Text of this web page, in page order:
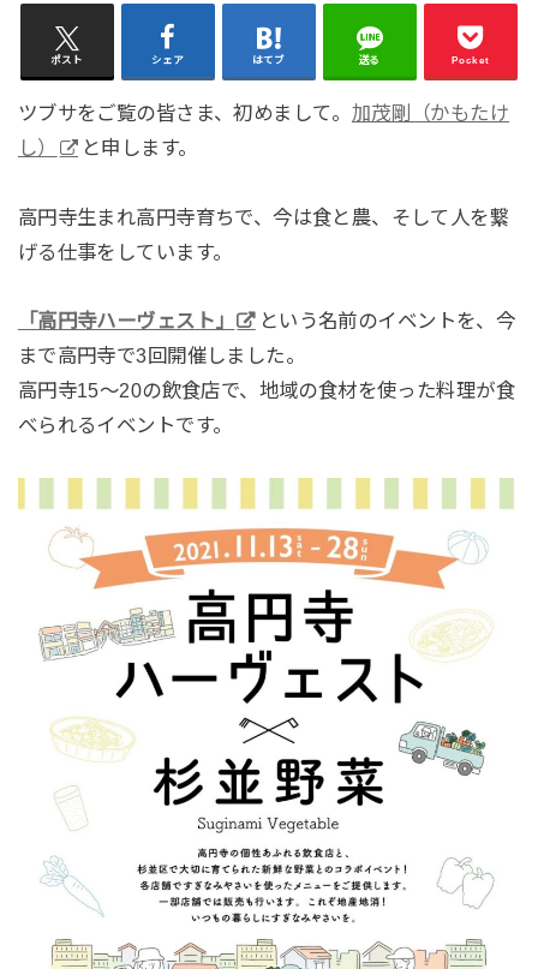
ポスト シェア はてブ 送る Pocket
ツブサをご覧の皆さま、初めまして。 加茂剛（かもたけ
し）
と申します。
高円寺生まれ高円寺育ちで、今は食と農、そして人を繋
げる仕事をしています。
「高円寺ハーヴェスト」
という名前のイベントを、今
まで高円寺で3回開催しました。
高円寺15～20の飲食店で、地域の食材を使った料理が食
べられるイベントです。